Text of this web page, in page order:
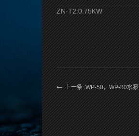
ZN-T2:0.75KW
上一条: WP-50，WP-80水泵